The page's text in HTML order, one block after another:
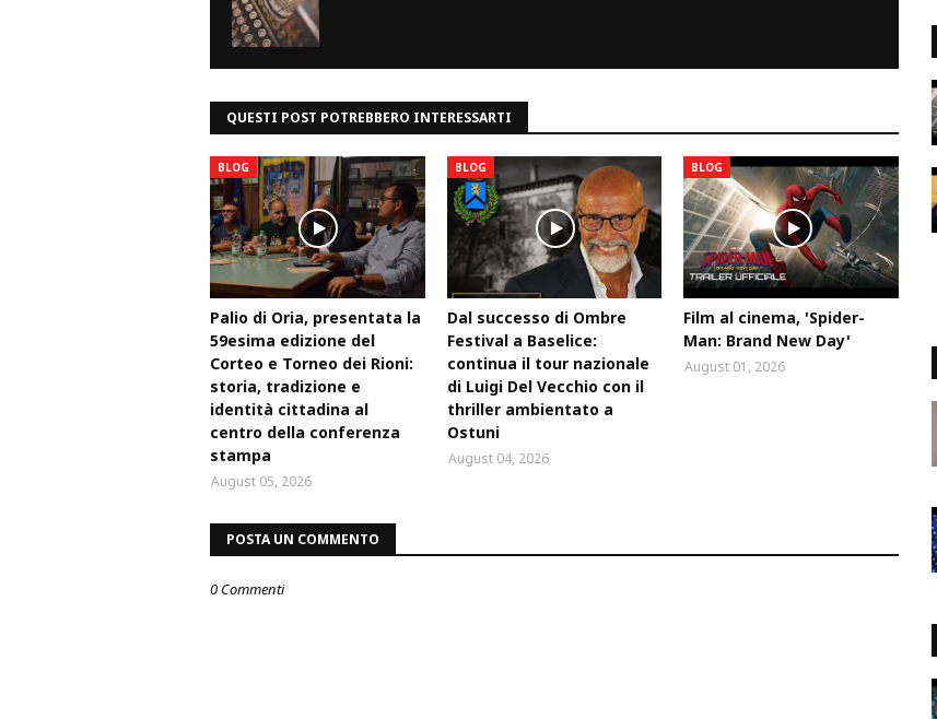
QUESTI POST POTREBBERO INTERESSARTI
BLOG
Palio di Oria, presentata la
59esima edizione del
Corteo e Torneo dei Rioni:
storia, tradizione e
identità cittadina al
centro della conferenza
stampa
August 05, 2026
BLOG
Dal successo di Ombre
Festival a Baselice:
continua il tour nazionale
di Luigi Del Vecchio con il
thriller ambientato a
Ostuni
August 04, 2026
BLOG
Film al cinema, 'Spider-
Man: Brand New Day'
August 01, 2026
POSTA UN COMMENTO
0 Commenti